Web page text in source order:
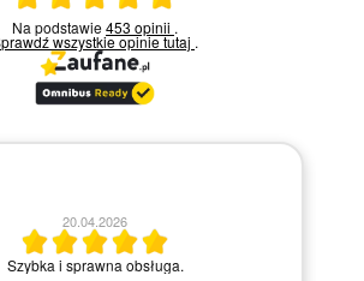
Na podstawie453 opinii .
Sprawdź wszystkie opinietutaj .
20.04.2026
Szybka i sprawna obsługa.